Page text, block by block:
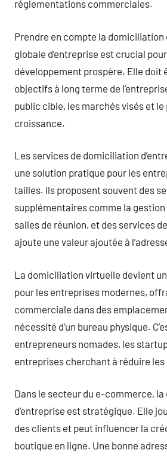
réglementations commerciales.
Prendre en compte la domiciliation
globale d’entreprise est crucial
développement prospère. Elle doit
objectifs à long terme de
public cible, les marchés visés et
croissance.
Les services de domiciliation
une solution pratique pour les
tailles. Ils proposent souvent des
supplémentaires comme la
salles de réunion, et des services
ajoute une valeur ajoutée à
La domiciliation virtuelle devient
pour les entreprises modernes,
commerciale dans des
nécessité d’un bureau physique.
entrepreneurs nomades, les
entreprises cherchant à réduire
Dans le secteur du e-commerce,
d’entreprise est stratégique. Elle
des clients et peut influencer la
boutique en ligne. Une bonne